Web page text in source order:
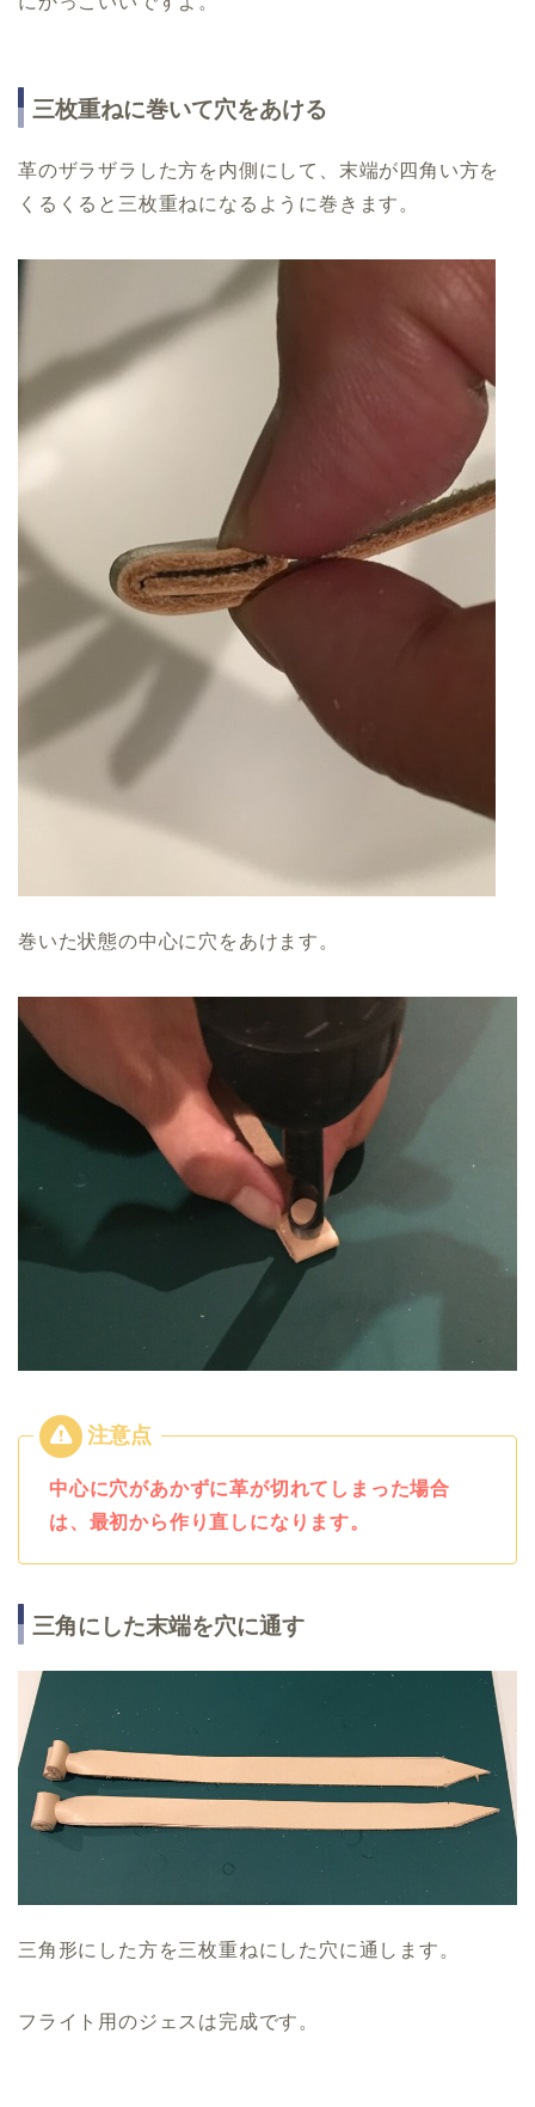
三枚重ねに巻いて穴をあける
革のザラザラした方を内側にして、末端が四角い方を
くるくると三枚重ねになるように巻きます。
巻いた状態の中心に穴をあけます。
中心に穴があかずに革が切れてしまった場合
は、最初から作り直しになります。
三角にした末端を穴に通す
三角形にした方を三枚重ねにした穴に通します。
フライト用のジェスは完成です。